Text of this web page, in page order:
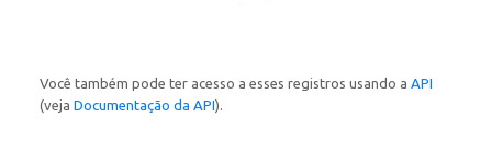
Você também pode ter acesso a esses registros usando a API
(veja Documentação da API).